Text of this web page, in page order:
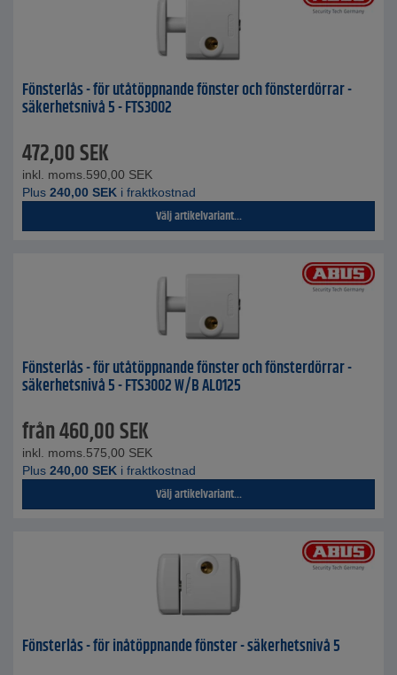
Fönsterlås - för utåtöppnande fönster och fönsterdörrar -
säkerhetsnivå 5 - FTS3002
472,00SEK
inkl. moms. 590,00 SEK
Plus 240,00 SEK i fraktkostnad
Välj artikelvariant...
Fönsterlås - för utåtöppnande fönster och fönsterdörrar -
säkerhetsnivå 5 - FTS3002 W/B AL0125
från460,00SEK
inkl. moms. 575,00 SEK
Plus 240,00 SEK i fraktkostnad
Välj artikelvariant...
Fönsterlås - för inåtöppnande fönster - säkerhetsnivå 5